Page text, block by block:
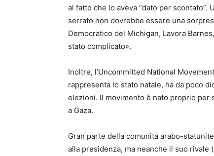
al fatto che lo aveva “dato per
serrato non dovrebbe essere una
Democratico del Michigan, Lavora
stato complicato».
Inoltre, l’Uncommitted National
rappresenta lo stato natale, ha da poco
elezioni. Il movimento è nato proprio per
a Gaza.
Gran parte della comunità arabo-
alla presidenza, ma neanche il suo rivale